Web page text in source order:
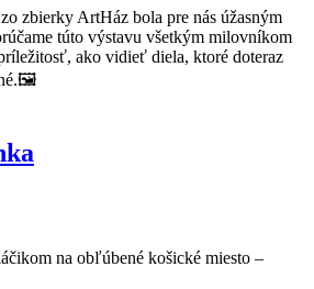
zbierky ArtHáz bola pre nás úžasným
túto výstavu všetkým milovníkom
ako vidieť diela, ktoré doteraz
na obľúbené košické miesto –